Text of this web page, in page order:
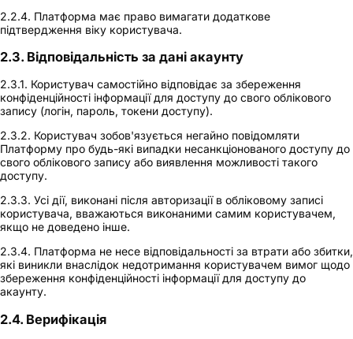
2.2.4. Платформа має право вимагати додаткове
підтвердження віку користувача.
2.3. Відповідальність за дані акаунту
2.3.1. Користувач самостійно відповідає за збереження
конфіденційності інформації для доступу до свого облікового
запису (логін, пароль, токени доступу).
2.3.2. Користувач зобов'язується негайно повідомляти
Платформу про будь-які випадки несанкціонованого доступу до
свого облікового запису або виявлення можливості такого
доступу.
2.3.3. Усі дії, виконані після авторизації в обліковому записі
користувача, вважаються виконаними самим користувачем,
якщо не доведено інше.
2.3.4. Платформа не несе відповідальності за втрати або збитки,
які виникли внаслідок недотримання користувачем вимог щодо
збереження конфіденційності інформації для доступу до
акаунту.
2.4. Верифікація